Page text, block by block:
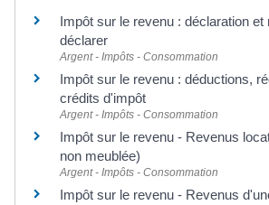
Impôt sur le revenu : déclaration et
déclarer
Argent - Impôts - Consommation
Impôt sur le revenu : déductions,
crédits d'impôt
Argent - Impôts - Consommation
Impôt sur le revenu - Revenus
non meublée)
Argent - Impôts - Consommation
Impôt sur le revenu - Revenus